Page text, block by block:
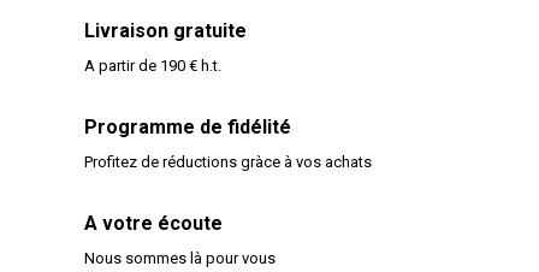
Livraison gratuite
A partir de 190 € h.t.
Programme de fidélité
Profitez de réductions gràce à vos achats
A votre écoute
Nous sommes là pour vous